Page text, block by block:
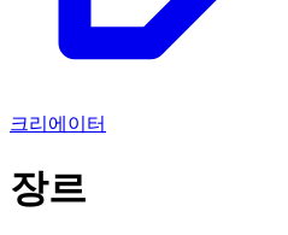
크리에이터
장르